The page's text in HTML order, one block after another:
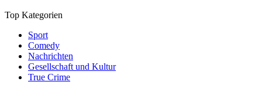
Top Kategorien
Sport
Comedy
Nachrichten
Gesellschaft und Kultur
True Crime